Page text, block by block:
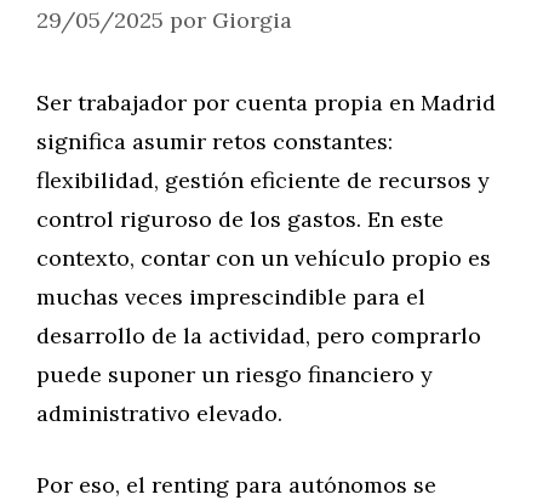
29/05/2025 por Giorgia
Ser trabajador por cuenta propia en Madrid
significa asumir retos constantes:
flexibilidad, gestión eficiente de recursos y
control riguroso de los gastos. En este
contexto, contar con un vehículo propio es
muchas veces imprescindible para el
desarrollo de la actividad, pero comprarlo
puede suponer un riesgo financiero y
administrativo elevado.
Por eso, el renting para autónomos se